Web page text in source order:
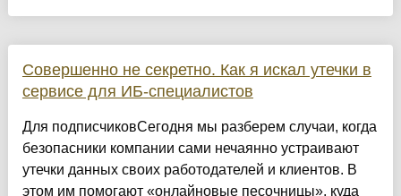
Совершенно не секретно. Как я искал утечки в
сервисе для ИБ-специалистов
Для подписчиковСегодня мы разберем случаи, когда
безопасники компании сами нечаянно устраивают
утечки данных своих работодателей и клиентов. В
этом им помогают «онлайновые песочницы», куда